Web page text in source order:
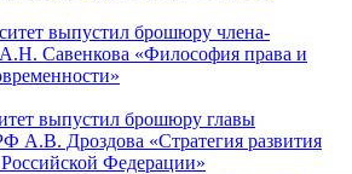
выпустил брошюру члена-
Савенкова «Философия права и
выпустил брошюру главы
А.В. Дроздова «Стратегия развития
Федерации»